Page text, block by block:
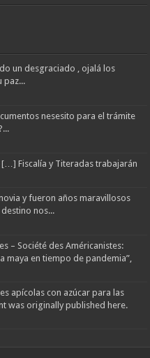
un desgraciado , ojalá los
paz...
nesesito para el trámite
[…] Fiscalía y Titeradas trabajarán
y fueron años maravillosos
nos...
– Société des Américanistes:
maya en tiempo de pandemia”,
apícolas con azúcar para las
was originally published here.